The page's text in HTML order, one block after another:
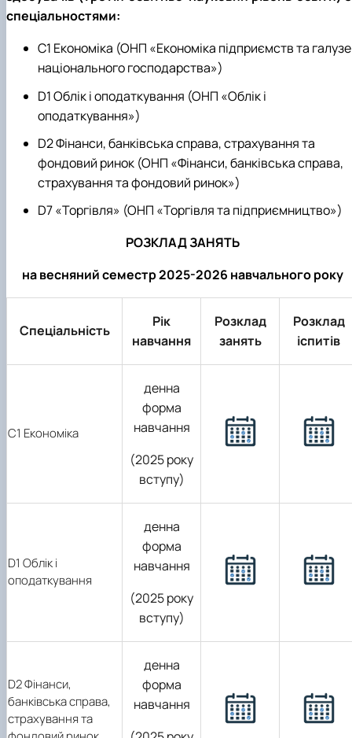
спеціальностями:
C1 Економіка (ОНП «Економіка підприємств та
національного господарства»)
D1 Облік і оподаткування (ОНП «Облік і
оподаткування»)
D2 Фінанси, банківська справа, страхування та
фондовий ринок (ОНП «Фінанси, банківська справа,
страхування та фондовий ринок»)
D7 «Торгівля» (ОНП «Торгівля та підприємництво»)
РОЗКЛАД ЗАНЯТЬ
на весняний семестр 2025-2026 навчального року
Спеціальність
Рік
навчання
Розклад
занять
Розклад
іспитів
С1 Економіка
денна
форма
навчання
(2025 року
вступу)
D1 Облік і
оподаткування
денна
форма
навчання
(2025 року
вступу)
D2 Фінанси,
банківська справа,
страхування та
денна
форма
навчання